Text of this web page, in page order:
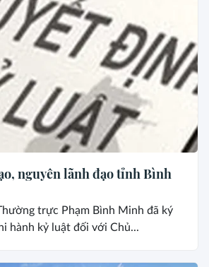
nguyên lãnh đạo tỉnh Bình
trực Phạm Bình Minh đã ký
hành kỷ luật đối với Chủ...